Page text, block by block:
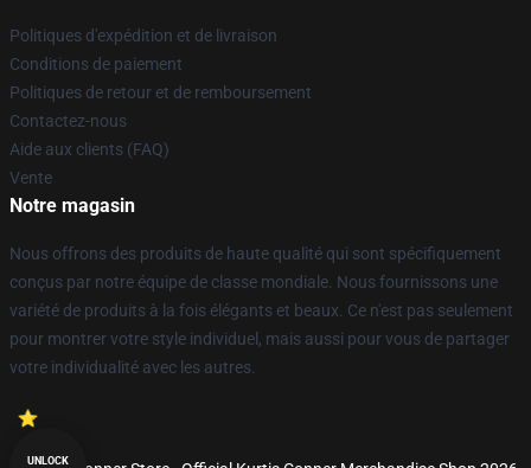
Politiques d'expédition et de livraison
Conditions de paiement
Politiques de retour et de remboursement
Contactez-nous
Aide aux clients (FAQ)
Vente
Notre magasin
Nous offrons des produits de haute qualité qui sont spécifiquement
conçus par notre équipe de classe mondiale. Nous fournissons une
variété de produits à la fois élégants et beaux. Ce n'est pas seulement
pour montrer votre style individuel, mais aussi pour vous de partager
votre individualité avec les autres.
UNLOCK